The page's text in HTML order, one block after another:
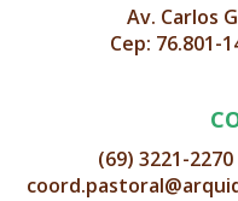
Av. Carlos
Cep: 76.801-
(69) 3221-